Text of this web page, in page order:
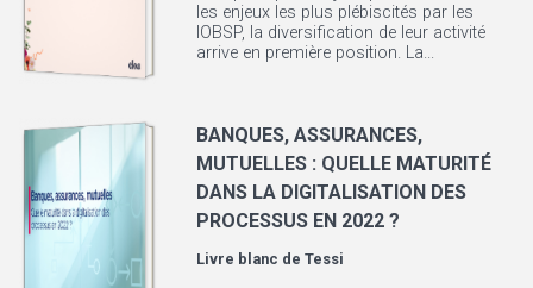
les enjeux les plus plébiscités par les
IOBSP, la diversification de leur activité
arrive en première position. La...
BANQUES, ASSURANCES,
MUTUELLES : QUELLE MATURITÉ
DANS LA DIGITALISATION DES
PROCESSUS EN 2022 ?
Livre blanc deTessi